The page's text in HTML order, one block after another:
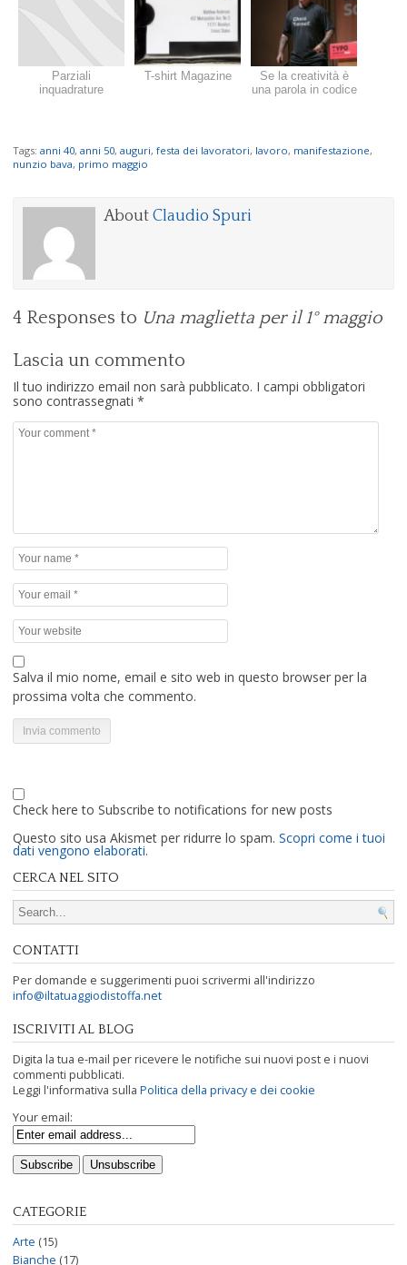
Parziali
inquadrature
T-shirt Magazine
Se la creatività è
una parola in codice
Tags: anni 40, anni 50, auguri, festa dei lavoratori, lavoro, manifestazione,
nunzio bava, primo maggio
About Claudio Spuri
4 Responses to Una maglietta per il 1° maggio
Lascia un commento
Il tuo indirizzo email non sarà pubblicato. I campi obbligatori
sono contrassegnati *
Salva il mio nome, email e sito web in questo browser per la
prossima volta che commento.
Check here to Subscribe to notifications for new posts
Questo sito usa Akismet per ridurre lo spam. Scopri come i tuoi
dati vengono elaborati.
CERCA NEL SITO
Search for:
CONTATTI
Per domande e suggerimenti puoi scrivermi all'indirizzo
info@iltatuaggiodistoffa.net
ISCRIVITI AL BLOG
Digita la tua e-mail per ricevere le notifiche sui nuovi post e i nuovi
commenti pubblicati.
Leggi l'informativa sulla Politica della privacy e dei cookie
Your email:
CATEGORIE
Arte (15)
Bianche (17)